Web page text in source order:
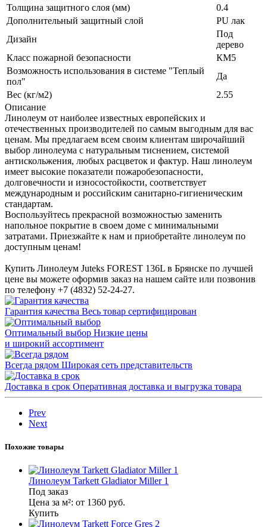
Толщина защитного слоя (мм)
0.4
Дополнительный защитный слой
PU лак
Дизайн
Под
дерево
Класс пожарной безопасности
КМ5
Возможность использования в системе "Теплый
пол"
Да
Вес (кг/м2)
2.55
Описание
Линолеум от наиболее известных европейских и
отечественных производителей по самым выгодным для вас
ценам. Мы предлагаем всем своим клиентам широчайший
выбор линолеума с натуральным тиснением, системой
антискольжения, любых расцветок и фактур. Наш линолеум
имеет высокие показатели пожаробезопасности,
долговечности и износостойкости, соответствует
международным и российским санитарно-гигиеническим
стандартам.
Воспользуйтесь прекрасной возможностью заменить
напольное покрытие в своем доме с минимальными
затратами. Приезжайте к нам и приобретайте линолеум по
доступным ценам!
Купить Линолеум Juteks FOREST 136L в Брянске по лучшей
цене вы можете оформив заказ на нашем сайте или позвонив
по телефону +7 (4832) 52-24-27.
Гарантия качества Весь товар сертифицирован
Оптимальный выбор Низкие цены
и широкий ассортимент
Всегда рядом Широкая сеть представительств
Доставка в срок Оперативная доставка и выгрузка товара
Prev
Next
Похожие товары
Линолеум Tarkett Gladiator Miller 1
Под заказ
Цена за м²: от 1360 руб.
Купить